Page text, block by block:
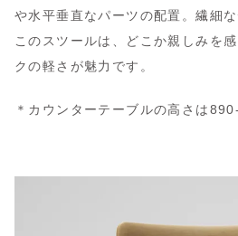
や水平垂直なパーツの配置。繊細
このスツールは、どこか親しみを
クの軽さが魅力です。
＊カウンターテーブルの高さは